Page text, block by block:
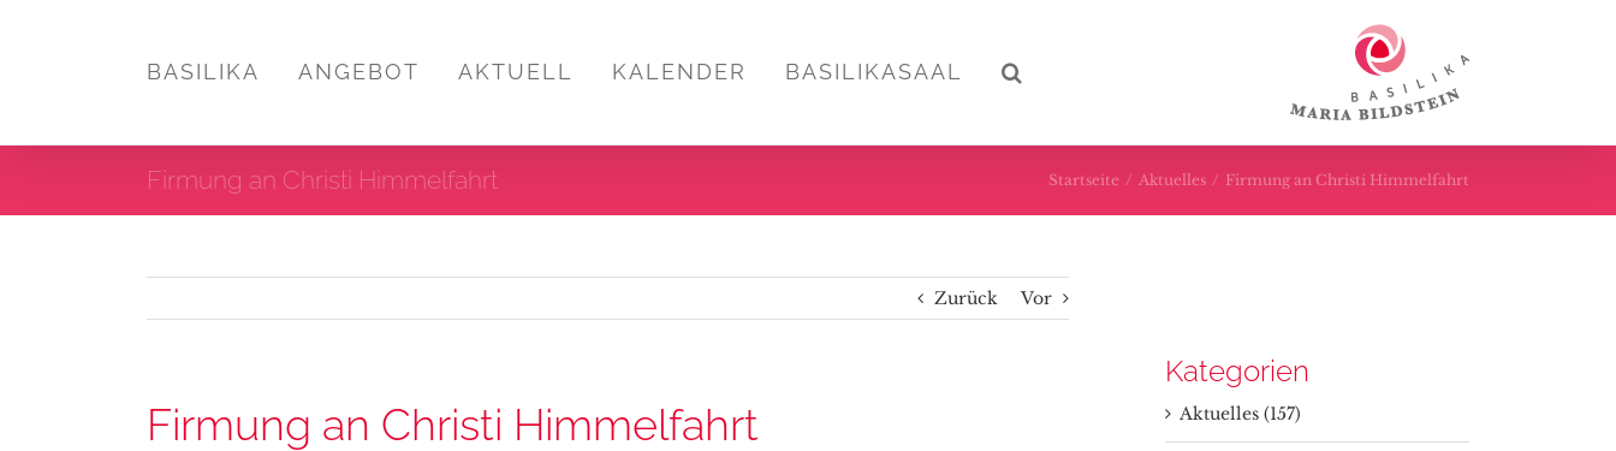
BASILIKA ANGEBOT AKTUELL KALENDER BASILIKASAAL
Firmung an Christi Himmelfahrt Startseite / Aktuelles / Firmung an Christi Himmelfahrt
Zurück Vor
Firmung an Christi Himmelfahrt
Kategorien
Aktuelles (157)